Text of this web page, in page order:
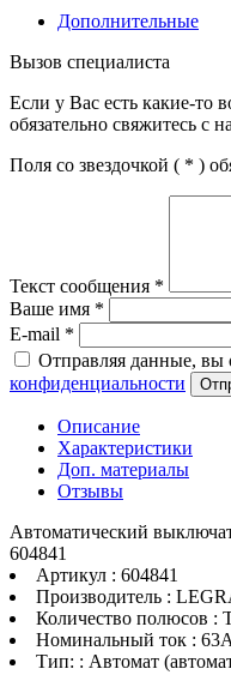
Дополнительные
Вызов специалиста
Если у Вас есть какие-то
обязательно свяжитесь с
Поля со звездочкой ( * )
Текст сообщения *
Ваше имя *
E-mail *
Отправляя данные, вы
конфиденциальности
Описание
Характеристики
Доп. материалы
Отзывы
Автоматический
604841
Артикул : 604841
Производитель :
Количество полюсов :
Номинальный ток : 63A
Тип: : Автомат